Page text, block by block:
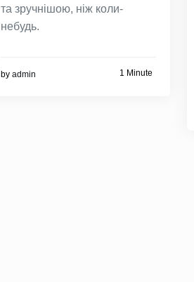
та зручнішою, ніж коли-
небудь.
by admin 1 Minute